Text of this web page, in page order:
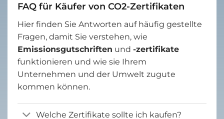
FAQ für Käufer von CO2-Zertifikaten
Hier finden Sie Antworten auf häufig gestellte
Fragen, damit Sie verstehen, wie
Emissionsgutschriften und -zertifikate
funktionieren und wie sie Ihrem
Unternehmen und der Umwelt zugute
kommen können.
Welche Zertifikate sollte ich kaufen?